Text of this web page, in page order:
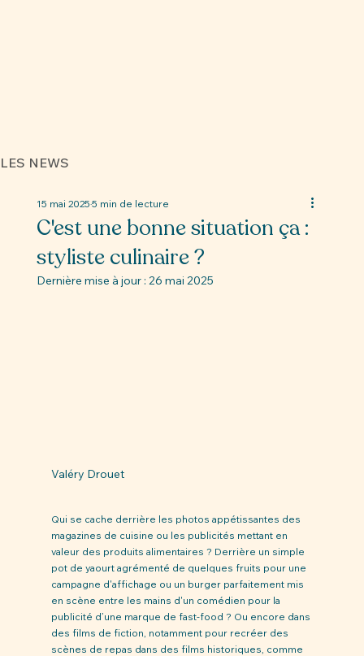
C'est une bonne situation ça :
styliste culinaire ?
15 mai 20255 min de lecture
Dernière mise à jour : 26 mai 2025
Valéry Drouet
Qui se cache derrière les photos appétissantes des
magazines de cuisine ou les publicités mettant en
valeur des produits alimentaires ? Derrière un simple
pot de yaourt agrémenté de quelques fruits pour une
campagne d'affichage ou un burger parfaitement mis
en scène entre les mains d'un comédien pour la
publicité d’une marque de fast-food ? Ou encore dans
des films de fiction, notamment pour recréer des
scènes de repas dans des films historiques, comme
LES NEWS